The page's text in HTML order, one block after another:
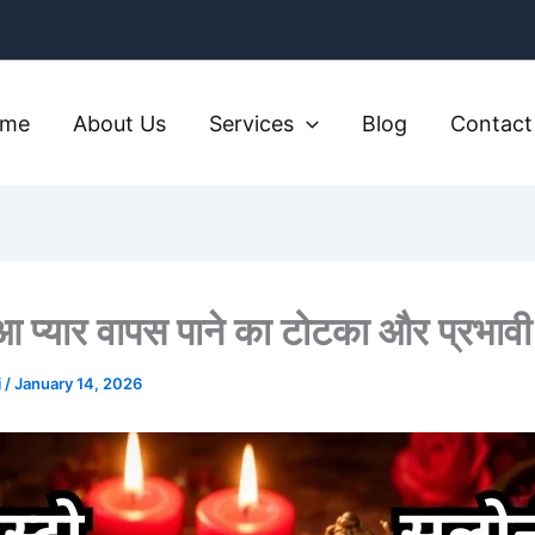
About Us Services Blog
प्यार वापस पाने का टोटका और
/January 14, 2026